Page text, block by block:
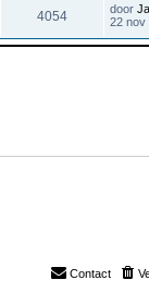
4054 door
22 nov
Contact